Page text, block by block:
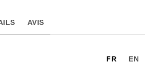
AVIS
FR EN